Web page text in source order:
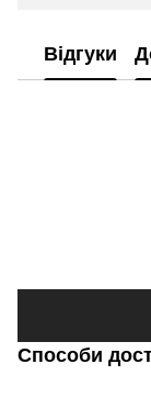
Відгуки
Способи